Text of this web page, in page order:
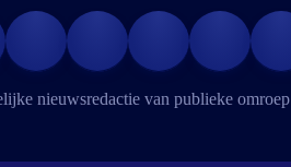
nieuwsredactie van publieke omroep